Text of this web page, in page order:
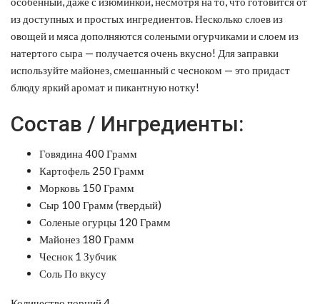
из доступных и простых ингредиентов. Несколько слоев из
овощей и мяса дополняются солеными огурчиками и слоем из
натертого сыра — получается очень вкусно! Для заправки
используйте майонез, смешанный с чесноком — это придаст
блюду яркий аромат и пикантную нотку!
Состав / Ингредиенты:
Говядина 400 Грамм
Картофель 250 Грамм
Морковь 150 Грамм
Сыр 100 Грамм (твердый)
Соленые огурцы 120 Грамм
Майонез 180 Грамм
Чеснок 1 Зубчик
Соль По вкусу